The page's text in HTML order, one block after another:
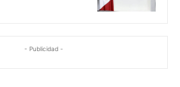
- Publicidad -